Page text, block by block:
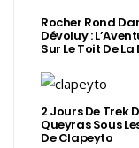
Rocher Rond
Dévoluy :
Sur Le Toit De
2 Jours De Trek
Queyras Sous
De Clapeyto